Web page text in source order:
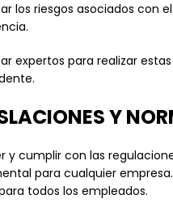
los riesgos asociados con
expertos para realizar
Y
y cumplir con las
para cualquier
todos los empleados.